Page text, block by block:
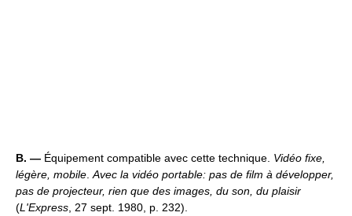
B. — Équipement compatible avec cette technique. Vidéo fixe,
légère, mobile Avec la vidéo portable: pas de film à développer,
pas de projecteur, rien que des images, du son, du plaisir
(L'Express , 27 sept. 1980, p. 232).